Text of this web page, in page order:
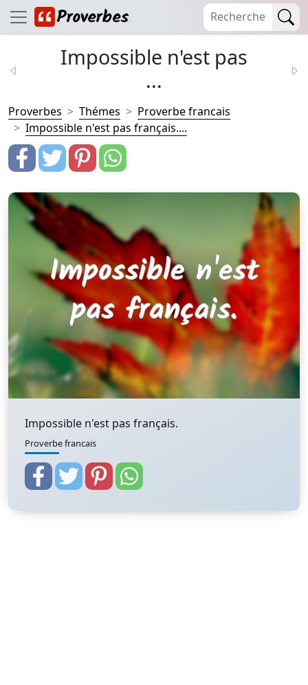
Impossible n'est pas
...
Proverbes Thémes
Proverbe francais
Impossible n'est pas français....
Impossible n'est pas français.
Proverbe francais